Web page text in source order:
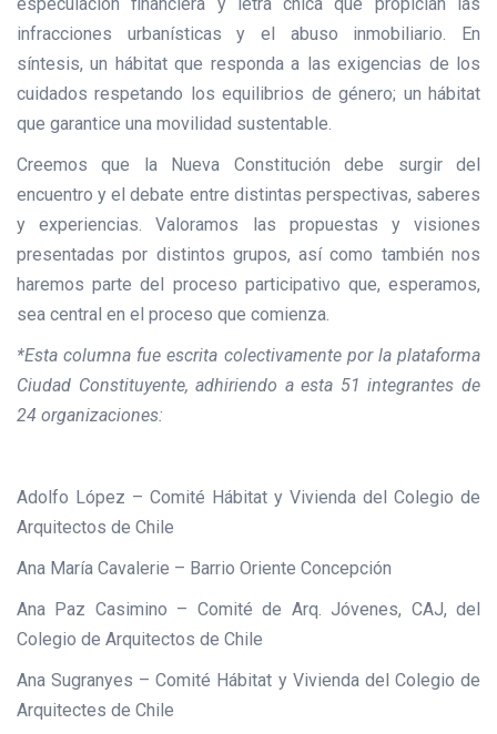
especulación financiera y letra chica que propician las
infracciones urbanísticas y el abuso inmobiliario. En
síntesis, un hábitat que responda a las exigencias de los
cuidados respetando los equilibrios de género; un hábitat
que garantice una movilidad sustentable.
Creemos que la Nueva Constitución debe surgir del
encuentro y el debate entre distintas perspectivas, saberes
y experiencias. Valoramos las propuestas y visiones
presentadas por distintos grupos, así como también nos
haremos parte del proceso participativo que, esperamos,
sea central en el proceso que comienza.
*Esta columna fue escrita colectivamente por la plataforma
Ciudad Constituyente, adhiriendo a esta 51 integrantes de
24 organizaciones:
Adolfo López – Comité Hábitat y Vivienda del Colegio de
Arquitectos de Chile
Ana María Cavalerie – Barrio Oriente Concepción
Ana Paz Casimino – Comité de Arq. Jóvenes, CAJ, del
Colegio de Arquitectos de Chile
Ana Sugranyes – Comité Hábitat y Vivienda del Colegio de
Arquitectes de Chile